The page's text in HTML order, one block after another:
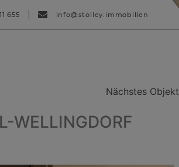
655 info@stolley.immobilien
Nächstes Objekt
WELLINGDORF